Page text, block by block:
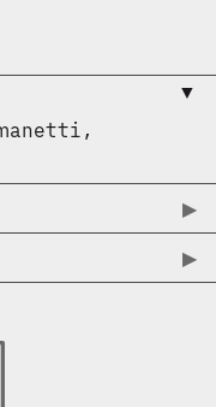
▼︎
,
▶︎
▶︎